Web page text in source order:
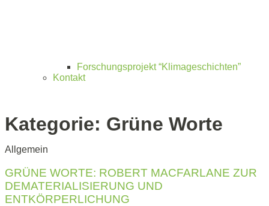
Forschungsprojekt “Klimageschichten”
Kontakt
Kategorie: Grüne Worte
Allgemein
GRÜNE WORTE: ROBERT MACFARLANE ZUR
DEMATERIALISIERUNG UND
ENTKÖRPERLICHUNG